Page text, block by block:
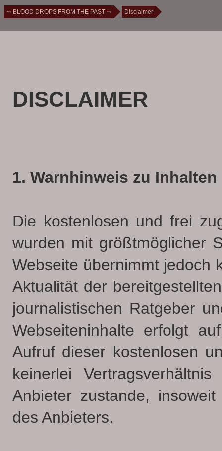
Ereignissen von Teen Wolf sind
übernatürliche Wesen auf der ganzen
es sie nicht – aber Regierungen und
geheimnisvoll.
⥊ BLOOD DROPS FROM THE PAST ⥊ Disclaimer
DISCLAIMER
1. Warnhinweis zu Inhalten
Die kostenlosen und frei
wurden mit größtmöglicher
Webseite übernimmt jedoch
Aktualität der
journalistischen Ratgeber
Webseiteninhalte erfolgt
Aufruf dieser kostenlosen
keinerlei
Anbieter zustande,
des Anbieters.